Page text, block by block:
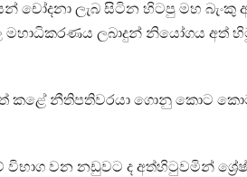
චෝදනා ලැබ සිටින හිටපු මහ
මහාධිකරණය ලබාදුන් නියෝගය
කළේ නීතිපතිවරයා ගොනු කොට
විභාග වන නඩුවට ද අත්හිටුවමින්